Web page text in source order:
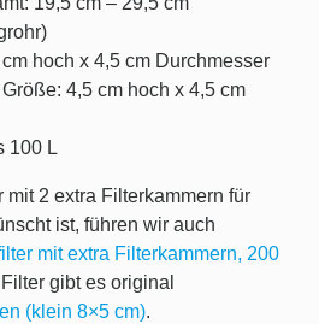
hoch x 4,5 cm Durchmesser
4,5 cm hoch x 4,5 cm
100 L
2 extra Filterkammern für
ist, führen wir auch
mit extra Filterkammern, 200
gibt es original
(klein 8×5 cm).